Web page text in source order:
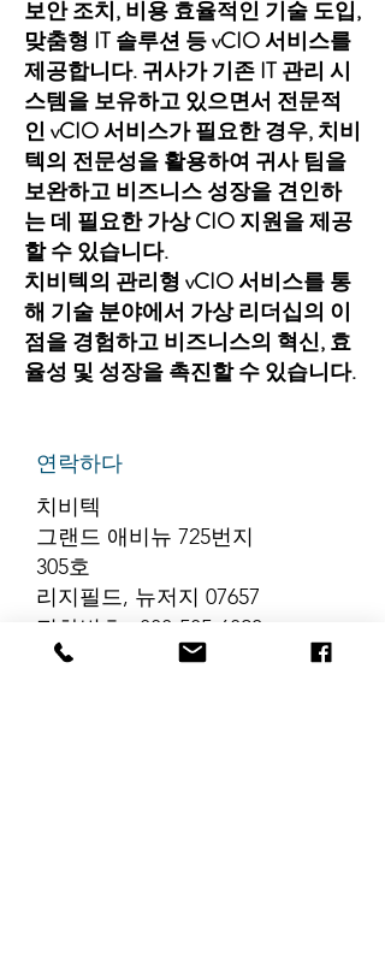
보안 조치, 비용 효율적인 기술 도입,
맞춤형 IT 솔루션 등 vCIO 서비스를
제공합니다. 귀사가 기존 IT 관리 시
스템을 보유하고 있으면서 전문적
인 vCIO 서비스가 필요한 경우, 치비
텍의 전문성을 활용하여 귀사 팀을
보완하고 비즈니스 성장을 견인하
는 데 필요한 가상 CIO 지원을 제공
할 수 있습니다.
치비텍의 관리형 vCIO 서비스를 통
해 기술 분야에서 가상 리더십의 이
점을 경험하고 비즈니스의 혁신, 효
율성 및 성장을 촉진할 수 있습니다.
연락하다
치비텍
그랜드 애비뉴 725번지
305호
리지필드, 뉴저지 07657
전화번호 888-585-6823
이메일 hello@chibitek.com